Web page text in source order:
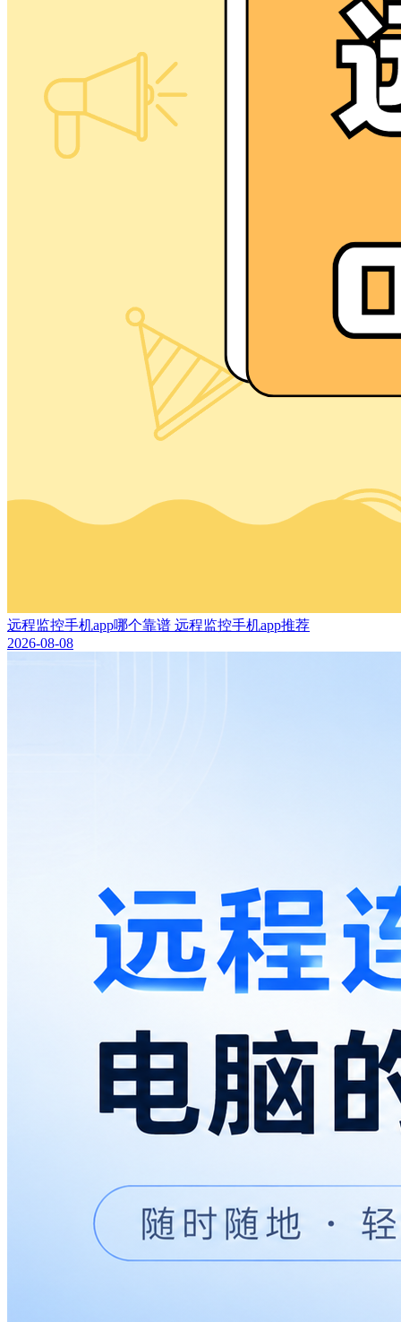
远程监控手机app哪个靠谱 远程监控手机app推荐
2026-08-08